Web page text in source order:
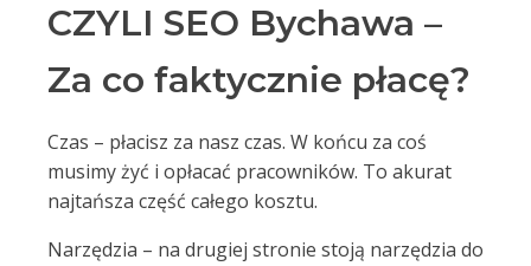
CZYLI SEO Bychawa –
Za co faktycznie płacę?
Czas – płacisz za nasz czas. W końcu za coś
musimy żyć i opłacać pracowników. To akurat
najtańsza część całego kosztu.
Narzędzia – na drugiej stronie stoją narzędzia do